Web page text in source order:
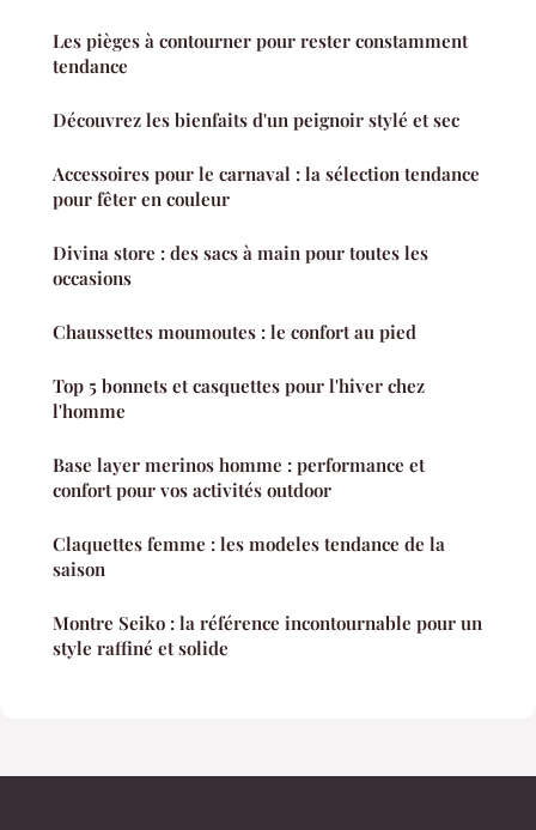
Les pièges à contourner pour rester constamment
tendance
Découvrez les bienfaits d'un peignoir stylé et sec
Accessoires pour le carnaval : la sélection tendance
pour fêter en couleur
Divina store : des sacs à main pour toutes les
occasions
Chaussettes moumoutes : le confort au pied
Top 5 bonnets et casquettes pour l'hiver chez
l'homme
Base layer merinos homme : performance et
confort pour vos activités outdoor
Claquettes femme : les modeles tendance de la
saison
Montre Seiko : la référence incontournable pour un
style raffiné et solide